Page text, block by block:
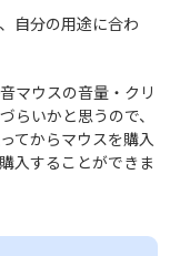
自分の用途に合わ
マウスの音量・クリ
らいかと思うので、
てからマウスを購入
入することができま